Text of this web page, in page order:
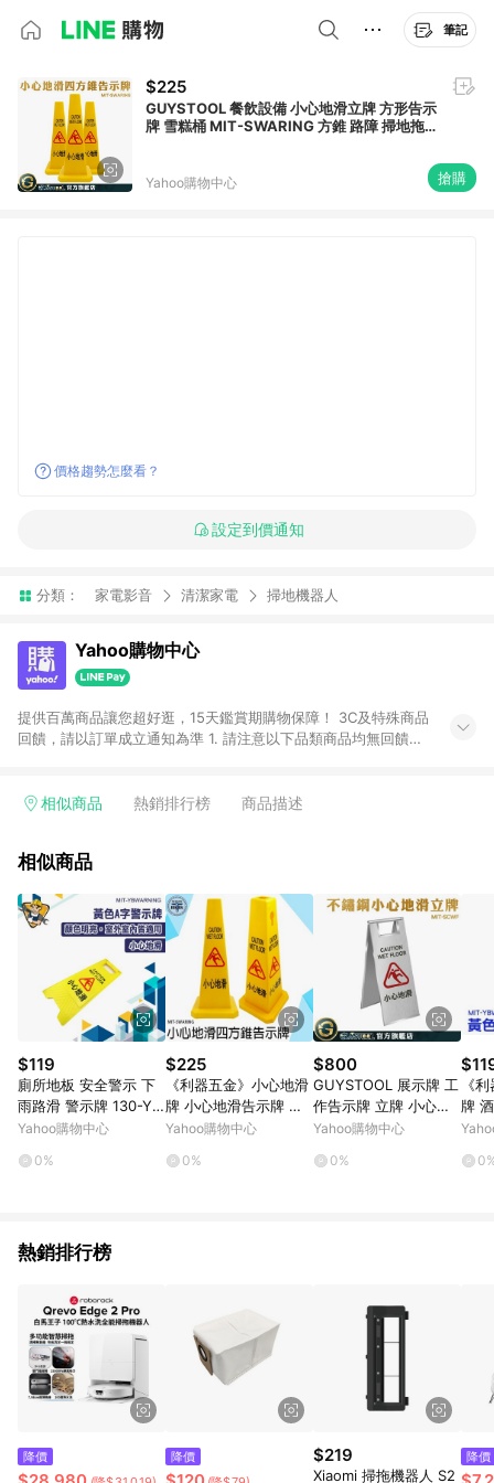
筆記
$225
GUYSTOOL 餐飲設備 小心地滑立牌 方形告示
牌 雪糕桶 MIT-SWARING 方錐 路障 掃地拖
Yahoo購物中心 搶購
價格趨勢怎麼看？
設定到價通知
分類： 家電影音 清潔家電 掃地機器人
Yahoo購物中心
提供百萬商品讓您超好逛，15天鑑賞期購物保障！ 3C及特殊商品
回饋，請以訂單成立通知為準 1. 請注意以下品類商品均無回饋：
電玩/遊戲/相機/單眼/鏡頭/拍立得 [2024/6/1起適用] -內接硬
的購回饋活動享Yahoo超贈點回饋者 - 購物中心商店之商品：商
3. 訂單回饋金額將扣除運費/購物金/超贈點/福利金/紅利折抵/折
價券等虛擬貨幣折抵 4. 大宗採購或批發轉賣不具回饋資格： 如
有相關事證認定您為大宗採購、批發轉賣而非最終消費使用者，
相關認定以Yahoo購物中心之認定為準
相似商品 熱銷排行榜 商品描述
相似商品
$119
廁所地板 安全警示 下
雨路滑 警示牌 130-YB
WARNING 廁所立牌 指
示牌
Yahoo購物中心
0%
$225
《利器五金》小心地滑
牌 小心地滑告示牌 交
通器材 四方錐 飯店酒
SWARING
Yahoo購物中心
0%
$800
GUYSTOOL 展示牌 工
作告示牌 立牌 小心路
滑 不鏽鋼 清潔員 MIT-
Yahoo購物中心
0%
《
牌
誌牌
NG
熱銷排行榜
降價 降價 $219
Xiaomi 掃拖機器人 S2
降價